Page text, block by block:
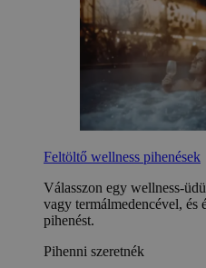
Feltöltő wellness pihenések
Válasszon egy wellness-
vagy termálmedencével, és
pihenést.
Pihenni szeretnék